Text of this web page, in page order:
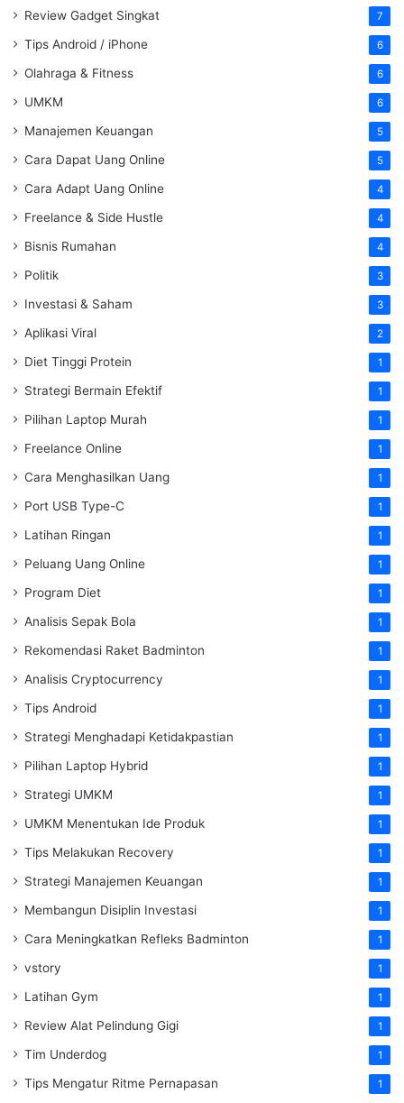
Review Gadget Singkat 7
Tips Android / iPhone 6
Olahraga & Fitness 6
UMKM 6
Manajemen Keuangan 5
Cara Dapat Uang Online 5
Cara Adapt Uang Online 4
Freelance & Side Hustle 4
Bisnis Rumahan 4
Politik 3
Investasi & Saham 3
Aplikasi Viral 2
Diet Tinggi Protein 1
Strategi Bermain Efektif 1
Pilihan Laptop Murah 1
Freelance Online 1
Cara Menghasilkan Uang 1
Port USB Type-C 1
Latihan Ringan 1
Peluang Uang Online 1
Program Diet 1
Analisis Sepak Bola 1
Rekomendasi Raket Badminton 1
Analisis Cryptocurrency 1
Tips Android 1
Strategi Menghadapi Ketidakpastian 1
Pilihan Laptop Hybrid 1
Strategi UMKM 1
UMKM Menentukan Ide Produk 1
Tips Melakukan Recovery 1
Strategi Manajemen Keuangan 1
Membangun Disiplin Investasi 1
Cara Meningkatkan Refleks Badminton 1
vstory 1
Latihan Gym 1
Review Alat Pelindung Gigi 1
Tim Underdog 1
Tips Mengatur Ritme Pernapasan 1